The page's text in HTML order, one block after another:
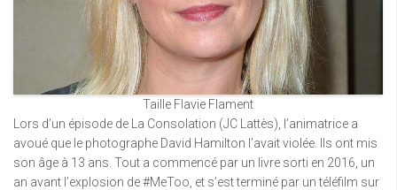
Taille Flavie Flament
Lors d’un épisode de La Consolation (JC Lattès), l’animatrice a
avoué que le photographe David Hamilton l’avait violée. Ils ont mis
son âge à 13 ans. Tout a commencé par un livre sorti en 2016, un
an avant l’explosion de #MeToo, et s’est terminé par un téléfilm sur